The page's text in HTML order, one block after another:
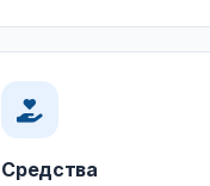
Средства